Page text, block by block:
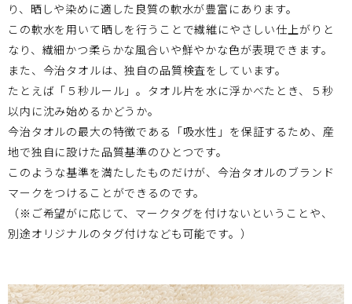
り、晒しや染めに適した良質の軟水が豊富にあります。
この軟水を用いて晒しを行うことで繊維にやさしい仕上がりと
なり、繊細かつ柔らかな風合いや鮮やかな色が表現できます。
また、今治タオルは、独自の品質検査をしています。
たとえば「５秒ルール」。タオル片を水に浮かべたとき、５秒
以内に沈み始めるかどうか。
今治タオルの最大の特徴である「吸水性」を保証するため、産
地で独自に設けた品質基準のひとつです。
このような基準を満たしたものだけが、今治タオルのブランド
マークをつけることができるのです。
（※ご希望がに応じて、マークタグを付けないということや、
別途オリジナルのタグ付けなども可能です。）